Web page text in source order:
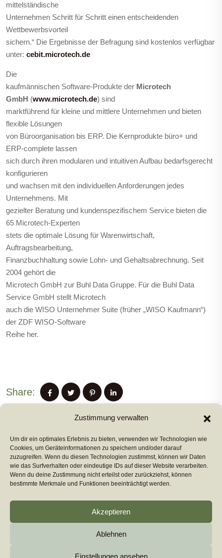
Zustimmung verwalten
Um dir ein optimales Erlebnis zu bieten, verwenden wir Technologien wie
Cookies, um Geräteinformationen zu speichern und/oder darauf
zuzugreifen. Wenn du diesen Technologien zustimmst, können wir Daten
wie das Surfverhalten oder eindeutige IDs auf dieser Website verarbeiten.
Wenn du deine Zustimmung nicht erteilst oder zurückziehst, können
bestimmte Merkmale und Funktionen beeinträchtigt werden.
Akzeptieren
Ablehnen
Einstellungen ansehen
mittelständische
Unternehmen Schritt für Schritt einen entscheidenden
Wettbewerbsvorteil
sichern.“ Die Ergebnisse der Befragung sind kostenlos verfügbar
unter: cebit.microtech.de
Die
kaufmännischen Software-Produkte der Microtech
GmbH (www.microtech.de) sind
marktführend für kleine und mittlere Unternehmen und bieten
flexible Lösungen
von Büroorganisation bis ERP. Die Kernprodukte büro+ und
ERP-complete lassen
sich durch ihren modularen und intuitiven Aufbau bedarfsgerecht
konfigurieren
und wachsen mit den individuellen Anforderungen jedes
Unternehmens. Mit
gezielter Beratung und kundenspezifischem Service bieten die
65 Microtech-Experten
stets die optimale Lösung für Warenwirtschaft,
Auftragsbearbeitung,
Finanzbuchhaltung sowie Lohn- und Gehaltsabrechnung. Seit
2004 gehört die
Microtech GmbH zur Buhl Data Gruppe. Für die Buhl Data
Service GmbH stellt Microtech
auch die WISO Unternehmer Suite (früher „WISO Kaufmann“)
der ZDF WISO-Software
Reihe her.
Share:
PREVIUS POST
NEXT POST
euromarcomAll Rights Reserved by